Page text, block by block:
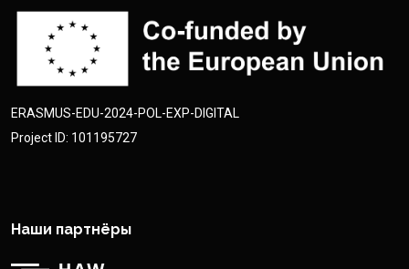
ERASMUS-EDU-2024-POL-EXP-DIGITAL
Project ID: 101195727
Наши партнёры